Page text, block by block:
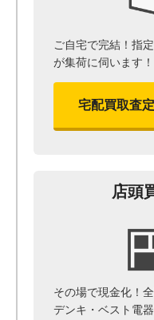
ご自宅で完結！指
が集荷に伺います！
宅配買取査
店頭
その場で現金化！
デンキ・ベスト電